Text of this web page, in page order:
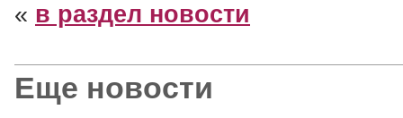
« в раздел новости
Еще новости